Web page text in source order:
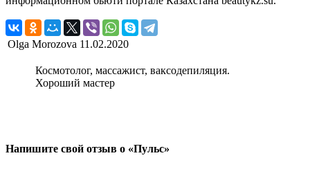
Olga Morozova 11.02.2020
Космотолог, массажист, ваксодепиляция.
Хороший мастер
Напишите свой отзыв о «Пульс»